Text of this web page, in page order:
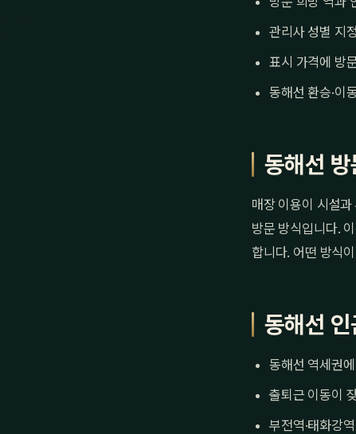
관리사 성별 지
표시 가격에 방
동해선 환승·이
동해선
매장 이용이 시설
방문 방식입니다.
합니다. 어떤 방식
동해선
동해선 역세권
출퇴근 이동이
부전역·태화강